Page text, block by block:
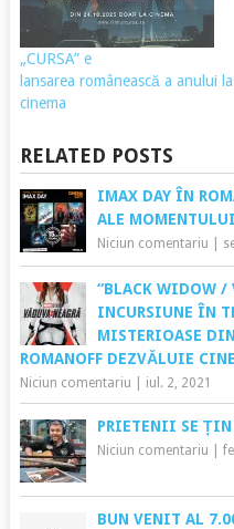
sunt un străin al cazării
„CURSA” e
lansarea românească a anului la
cinema
RELATED POSTS
IMAX DAY ÎN
ALE
Niciun comentariu
“BLACK WIDOW /
INCURSIUNE ÎN
MISTERIOASE
ROMANOFF DEZVĂLUIE
Niciun comentariu iul. 2, 2021
PRIETENII SE ȚIN
Niciun comentariu
BUN VENIT AL